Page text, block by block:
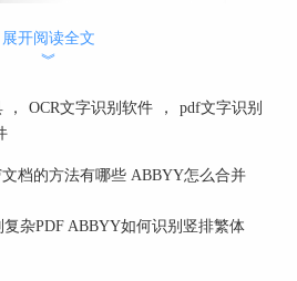
图1：扫描全能王
PDF： 识别准确率在业
管是扫描版PDF、图片，还
图表的文件，它都能精准识
原来的排版和格式。和普通
在处理高精度、复杂的
显，很适合职场人用来处理
展开阅读全文
︾
， OCR文字识别软件 ，
pdf文字识别
档的方法有哪些 ABBYY怎么合并
杂PDF ABBYY如何识别竖排繁体